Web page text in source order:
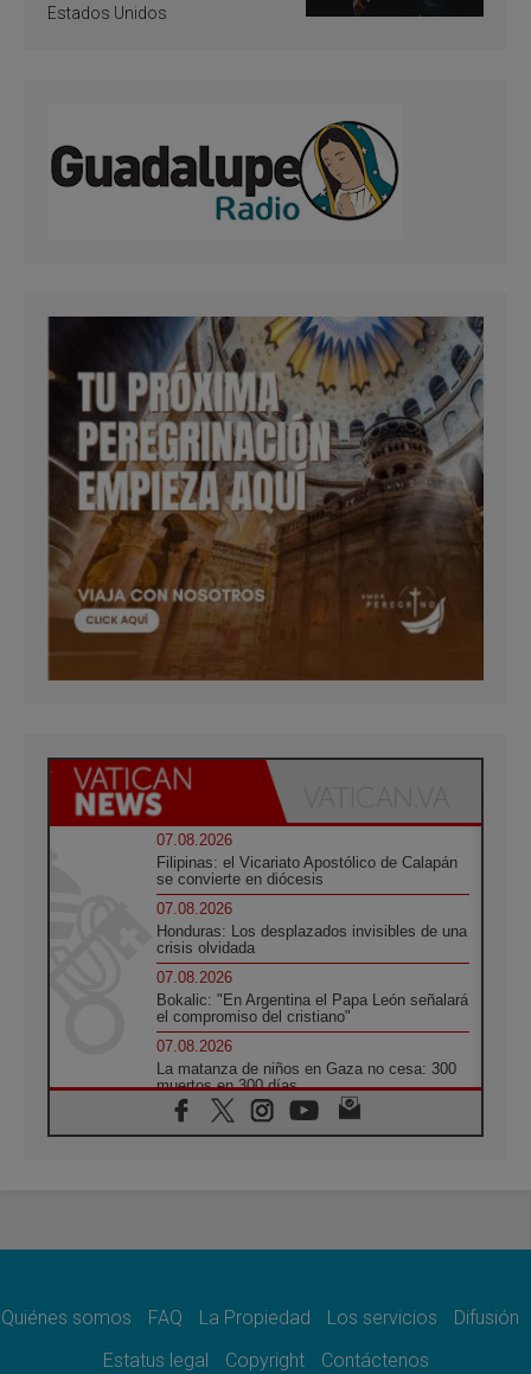
Estados Unidos
07.08.2026
Filipinas: el Vicariato Apostólico de Calapán
se convierte en diócesis
07.08.2026
Honduras: Los desplazados invisibles de una
crisis olvidada
07.08.2026
Bokalic: "En Argentina el Papa León señalará
el compromiso del cristiano"
07.08.2026
La matanza de niños en Gaza no cesa: 300
muertos en 300 días
07.08.2026
Tagle: La guerra desfigura el mundo, solo la
como misión al servicio del Evangelio
SIGNIS 2026, dar voz a las religiosas en el
Quiénes somos FAQ La Propiedad Los servicios
Difusión
Estatus legal
Copyright Contáctenos